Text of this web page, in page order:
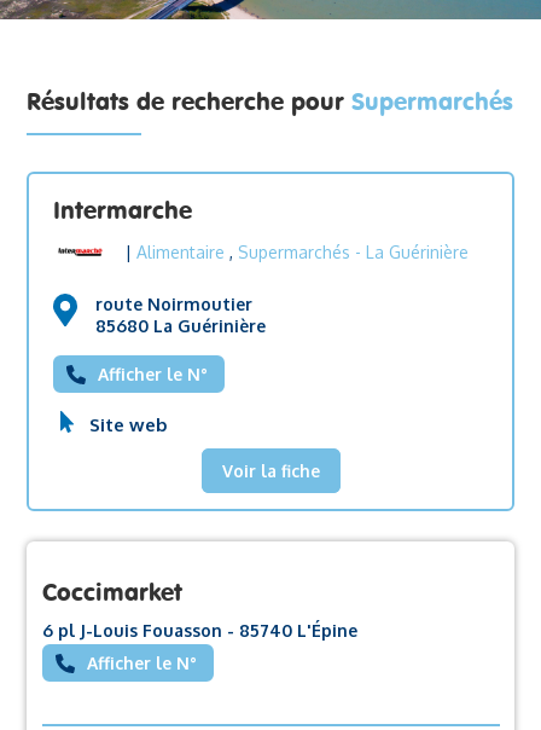
Résultats de recherche pourSupermarchés
Intermarche
|Alimentaire , Supermarchés - La Guérinière
route Noirmoutier
85680 La Guérinière
Afficher le N°
Site web
Voir la fiche
Coccimarket
6 pl J-Louis Fouasson - 85740 L'Épine
Afficher le N°